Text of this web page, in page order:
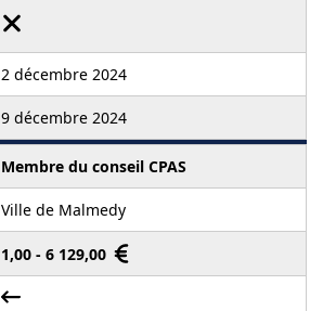
2 décembre 2024
9 décembre 2024
Membre du conseil CPAS
Ville de Malmedy
1,00 - 6 129,00